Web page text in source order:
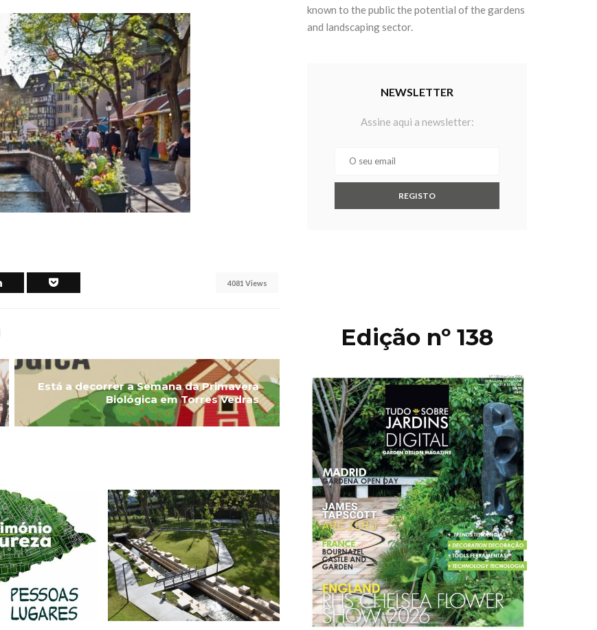
4081 Views
Está a decorrer a Semana da Primavera
Biológica em Torres Vedras
known to the public the potential of the gardens
and landscaping sector.
NEWSLETTER
Assine aqui a newsletter:
Edição nº 138